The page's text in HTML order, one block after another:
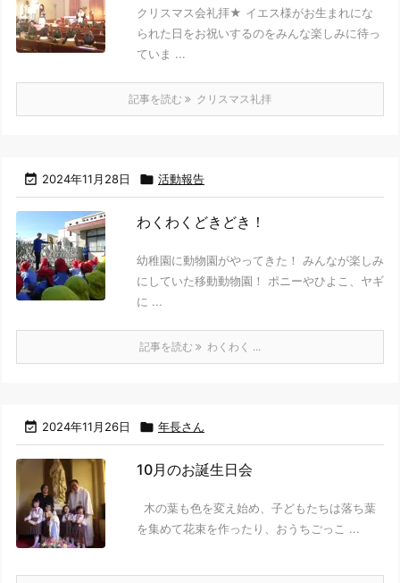
クリスマス会礼拝★ イエス様がお生まれにな
られた日をお祝いするのをみんな楽しみに待っ
ていま ...
記事を読む クリスマス礼拝
 2024年11月28日  活動報告
わくわくどきどき！
幼稚園に動物園がやってきた！ みんなが楽しみ
にしていた移動動物園！ ポニーやひよこ、ヤギ
に ...
記事を読む わくわく ...
 2024年11月26日  年長さん
10月のお誕生日会
木の葉も色を変え始め、子どもたちは落ち葉
を集めて花束を作ったり、おうちごっこ ...